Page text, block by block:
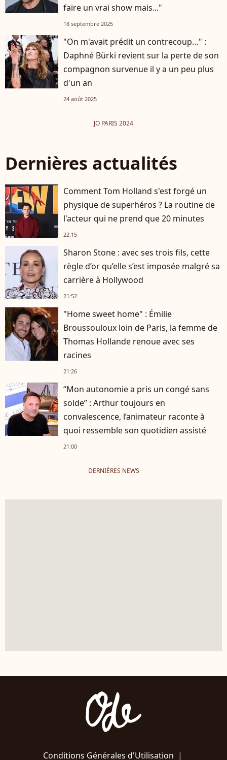
faire un vrai show mais..."
18 septembre 2025
"On m'avait prédit un contrecoup…" :
Daphné Bürki revient sur la perte de son
compagnon survenue il y a un peu plus
d'un an
24 août 2025
JO PARIS 2024
Dernières actualités
Comment Tom Holland s'est forgé un
physique de superhéros ? La routine de
l'acteur qui ne prend que 20 minutes
22:15
Sharon Stone : avec ses trois fils, cette
règle d’or qu’elle s’est imposée malgré sa
carrière à Hollywood
21:52
"Home sweet home" : Émilie
Broussouloux loin de Paris, la femme de
Thomas Hollande renoue avec ses
racines
21:26
“Mon autonomie a pris un congé sans
solde” : Arthur toujours en
convalescence, l’animateur raconte à
quoi ressemble son quotidien assisté
21:00
DERNIÈRES NEWS
Conditions Générales d'Utilisation |